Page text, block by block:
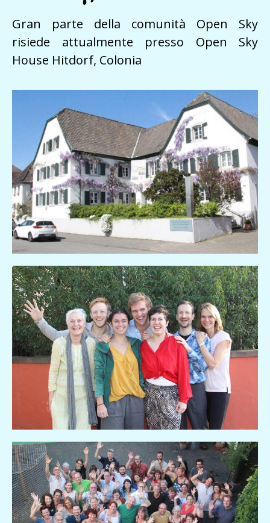
Gran parte della comunità Open Sky
risiede attualmente presso Open Sky
House Hitdorf, Colonia